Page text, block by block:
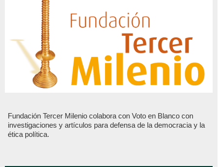
Fundación Tercer Milenio colabora con Voto en Blanco con
investigaciones y artículos para defensa de la democracia y la
ética política.